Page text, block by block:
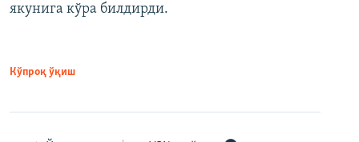
якунига кўра билдирди.
Кўпроқ ўқиш